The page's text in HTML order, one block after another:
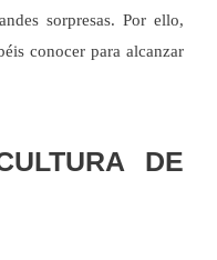
sorpresas. Por ello,
conocer para alcanzar
DE